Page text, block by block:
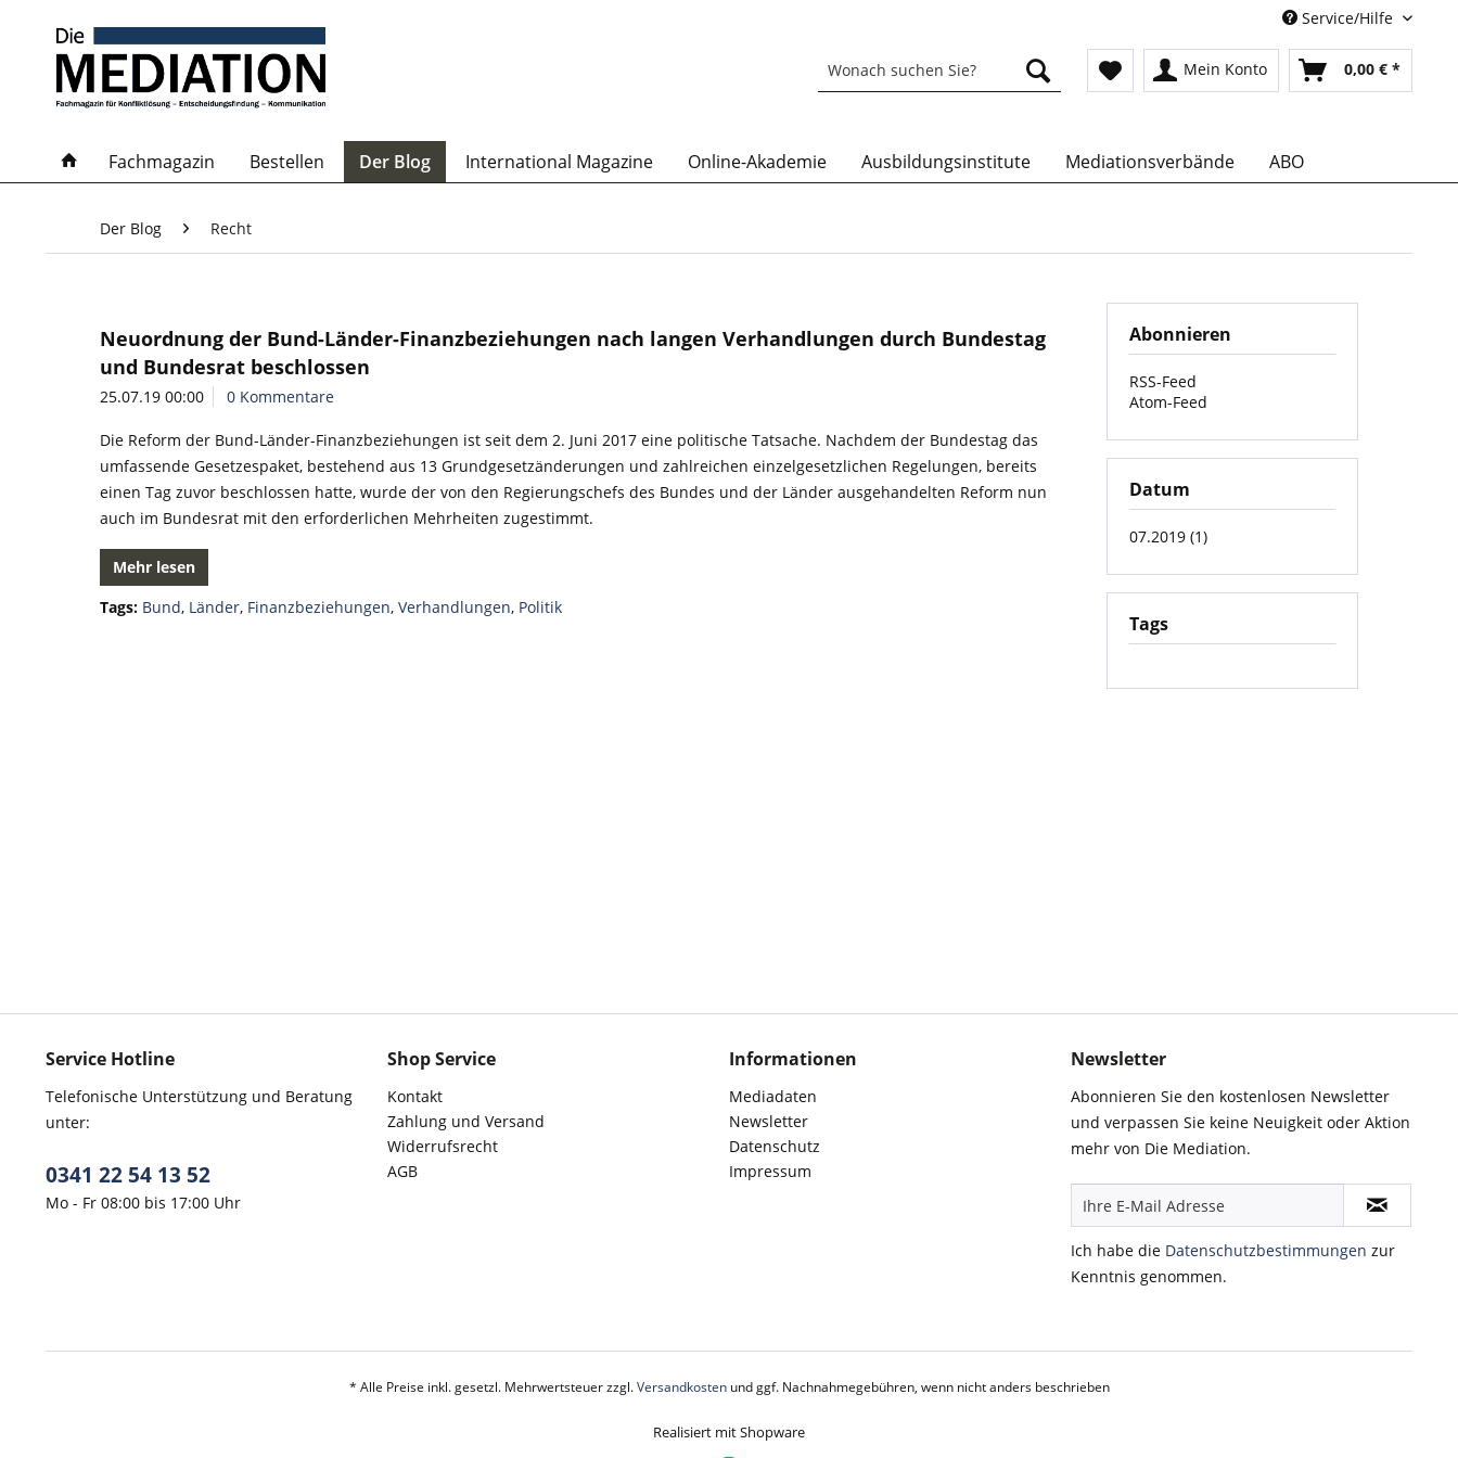
Service/Hilfe
Mein Konto 0,00 € *
Fachmagazin Bestellen Der Blog International Magazine Online-Akademie Ausbildungsinstitute Mediationsverbände ABO
Der Blog Recht
Abonnieren
RSS-Feed
Atom-Feed
Datum
07.2019 (1)
Tags
Neuordnung der Bund-Länder-Finanzbeziehungen nach langen Verhandlungen durch Bundestag
und Bundesrat beschlossen
25.07.19 00:00 0 Kommentare
Die Reform der Bund-Länder-Finanzbeziehungen ist seit dem 2. Juni 2017 eine politische Tatsache. Nachdem der Bundestag das
umfassende Gesetzespaket, bestehend aus 13 Grundgesetzänderungen und zahlreichen einzelgesetzlichen Regelungen, bereits
einen Tag zuvor beschlossen hatte, wurde der von den Regierungschefs des Bundes und der Länder ausgehandelten Reform nun
auch im Bundesrat mit den erforderlichen Mehrheiten zugestimmt.
Mehr lesen
Tags: Bund, Länder, Finanzbeziehungen, Verhandlungen, Politik
Service Hotline
Telefonische Unterstützung und Beratung
unter:
0341 22 54 13 52
Mo - Fr 08:00 bis 17:00 Uhr
Shop Service
Kontakt
Zahlung und Versand
Widerrufsrecht
AGB
Informationen
Mediadaten
Newsletter
Datenschutz
Impressum
Newsletter
Abonnieren Sie den kostenlosen Newsletter
und verpassen Sie keine Neuigkeit oder Aktion
mehr von Die Mediation.
Ich habe die Datenschutzbestimmungen zur
Kenntnis genommen.
* Alle Preise inkl. gesetzl. Mehrwertsteuer zzgl.Versandkostenund ggf. Nachnahmegebühren, wenn nicht anders beschrieben
Realisiert mit Shopware